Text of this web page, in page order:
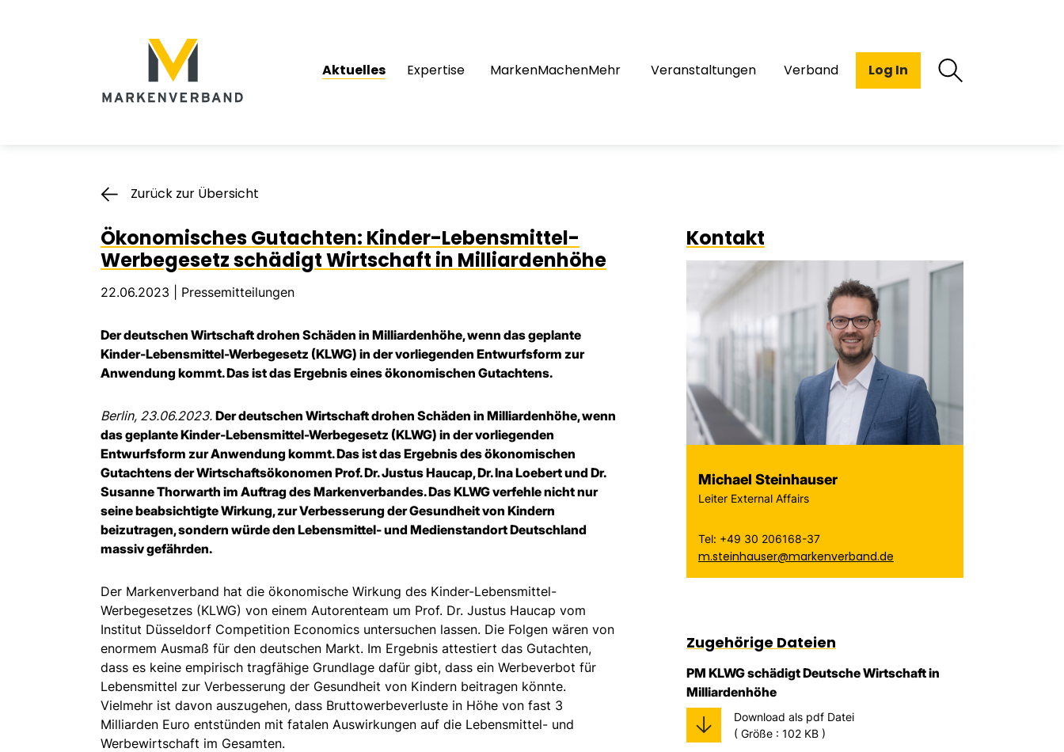
Aktuelles Expertise MarkenMachenMehr Veranstaltungen Verband Log In
Zurück zur Übersicht
Ökonomisches Gutachten: Kinder-Lebensmittel-
Werbegesetz schädigt Wirtschaft in Milliardenhöhe
22.06.2023 | Pressemitteilungen
Der deutschen Wirtschaft drohen Schäden in Milliardenhöhe, wenn das geplante
Kinder-Lebensmittel-Werbegesetz (KLWG) in der vorliegenden Entwurfsform zur
Anwendung kommt. Das ist das Ergebnis eines ökonomischen Gutachtens.
Berlin, 23.06.2023. Der deutschen Wirtschaft drohen Schäden in Milliardenhöhe, wenn
das geplante Kinder-Lebensmittel-Werbegesetz (KLWG) in der vorliegenden
Entwurfsform zur Anwendung kommt. Das ist das Ergebnis des ökonomischen
Gutachtens der Wirtschaftsökonomen Prof. Dr. Justus Haucap, Dr. Ina Loebert und Dr.
Susanne Thorwarth im Auftrag des Markenverbandes. Das KLWG verfehle nicht nur
seine beabsichtigte Wirkung, zur Verbesserung der Gesundheit von Kindern
beizutragen, sondern würde den Lebensmittel- und Medienstandort Deutschland
massiv gefährden.
Der Markenverband hat die ökonomische Wirkung des Kinder-Lebensmittel-
Werbegesetzes (KLWG) von einem Autorenteam um Prof. Dr. Justus Haucap vom
Institut Düsseldorf Competition Economics untersuchen lassen. Die Folgen wären von
enormem Ausmaß für den deutschen Markt. Im Ergebnis attestiert das Gutachten,
dass es keine empirisch tragfähige Grundlage dafür gibt, dass ein Werbeverbot für
Lebensmittel zur Verbesserung der Gesundheit von Kindern beitragen könnte.
Vielmehr ist davon auszugehen, dass Bruttowerbeverluste in Höhe von fast 3
Milliarden Euro entstünden mit fatalen Auswirkungen auf die Lebensmittel- und
Werbewirtschaft im Gesamten.
Kontakt
Michael Steinhauser
Leiter External Affairs
Tel: +49 30 206168-37
m.steinhauser@markenverband.de
Zugehörige Dateien
PM KLWG schädigt Deutsche Wirtschaft in
Milliardenhöhe
Download als pdf Datei
( Größe : 102 KB )